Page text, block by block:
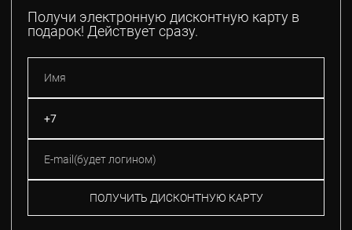
Получи электронную дисконтную карту в
подарок! Действует сразу.
ПОЛУЧИТЬ ДИСКОНТНУЮ КАРТУ